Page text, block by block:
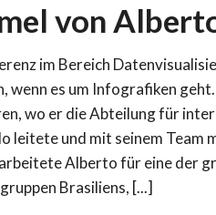
von
im Bereich
wenn es um Infografiken
wo er die Abteilung für
leitete und mit seinem Team
Alberto für eine der
Brasiliens, [...]